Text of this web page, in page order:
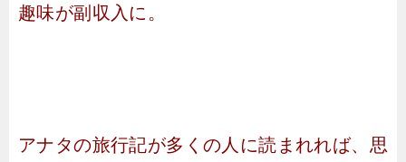
趣味が副収入に。
アナタの旅行記が多くの人に読まれれば、思